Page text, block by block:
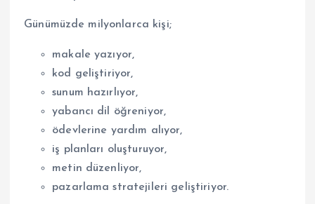
Günümüzde milyonlarca kişi;
makale yazıyor,
kod geliştiriyor,
sunum hazırlıyor,
yabancı dil öğreniyor,
ödevlerine yardım alıyor,
iş planları oluşturuyor,
metin düzenliyor,
pazarlama stratejileri geliştiriyor.